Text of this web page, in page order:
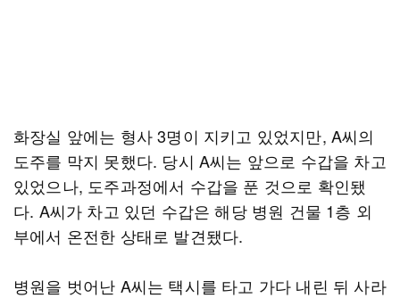
화장실 앞에는 형사 3명이 지키고 있었지만, A씨의
도주를 막지 못했다. 당시 A씨는 앞으로 수갑을 차고
있었으나, 도주과정에서 수갑을 푼 것으로 확인됐
다. A씨가 차고 있던 수갑은 해당 병원 건물 1층 외
부에서 온전한 상태로 발견됐다.
병원을 벗어난 A씨는 택시를 타고 가다 내린 뒤 사라